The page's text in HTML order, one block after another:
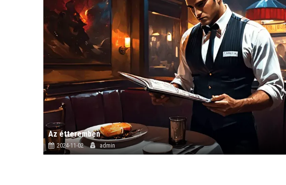
Az étteremben
2024-11-02 admin